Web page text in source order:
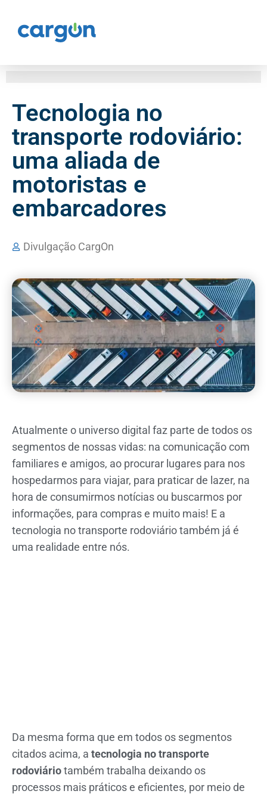
Tecnologia no
transporte rodoviário:
uma aliada de
motoristas e
embarcadores
Divulgação CargOn
Atualmente o universo digital faz parte de todos os
segmentos de nossas vidas: na comunicação com
familiares e amigos, ao procurar lugares para nos
hospedarmos para viajar, para praticar de lazer, na
hora de consumirmos notícias ou buscarmos por
informações, para compras e muito mais! E a
tecnologia no transporte rodoviário também já é
uma realidade entre nós.
Da mesma forma que em todos os segmentos
citados acima, a tecnologia no transporte
rodoviáriotambém trabalha deixando os
processos mais práticos e eficientes, por meio de